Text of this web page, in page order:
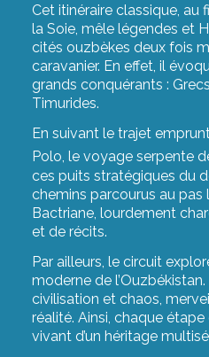
Cet itinéraire classique, au
la Soie, mêle légendes et
cités ouzbèkes deux fois
caravanier. En effet, il
grands conquérants :
Timurides.
En suivant le trajet
Polo, le voyage serpente
ces puits stratégiques du
chemins parcourus au
Bactriane, lourdement
et de récits.
Par ailleurs, le circuit
moderne de
civilisation et chaos,
réalité. Ainsi, chaque
vivant d’un héritage